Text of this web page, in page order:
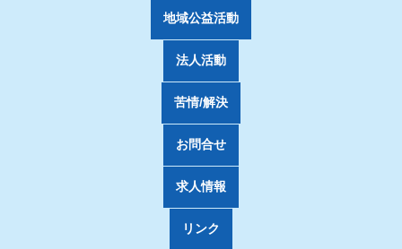
地域公益活動
法人活動
苦情/解決
お問合せ
求人情報
リンク